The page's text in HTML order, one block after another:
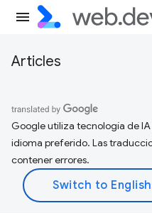
Articles
Google utiliza tecnología de
idioma preferido. Las
contener errores.